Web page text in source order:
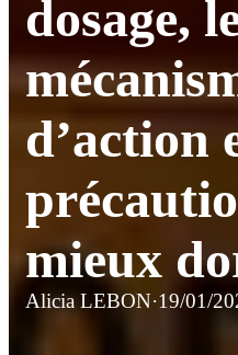
dosage,
d’action
mieux
Alicia LEBON·19/01/